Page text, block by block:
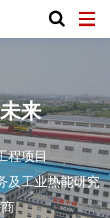
来
程项目
及工业热能研究